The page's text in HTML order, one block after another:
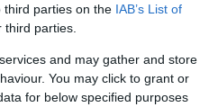
third parties on the IAB’s List of
parties.
and may gather and store
You may click to grant or
for below specified purposes
3
4 El